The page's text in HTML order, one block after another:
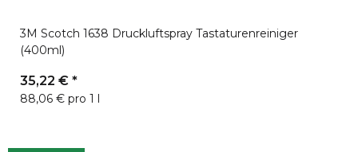
3M Scotch 1638 Druckluftspray Tastaturenreiniger
(400ml)
35,22 € *
88,06 € pro 1 l